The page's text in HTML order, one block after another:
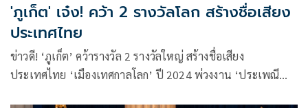
'ภูเก็ต' เจ๋ง! คว้า 2 รางวัลโลก สร้างชื่อเสียง
ประเทศไทย
ข่าวดี! ‘ภูเก็ต’ คว้ารางวัล 2 รางวัลใหญ่ สร้างชื่อเสียง
ประเทศไทย ‘เมืองเทศกาลโลก’ ปี 2024 พ่วงงาน ‘ประเพณี